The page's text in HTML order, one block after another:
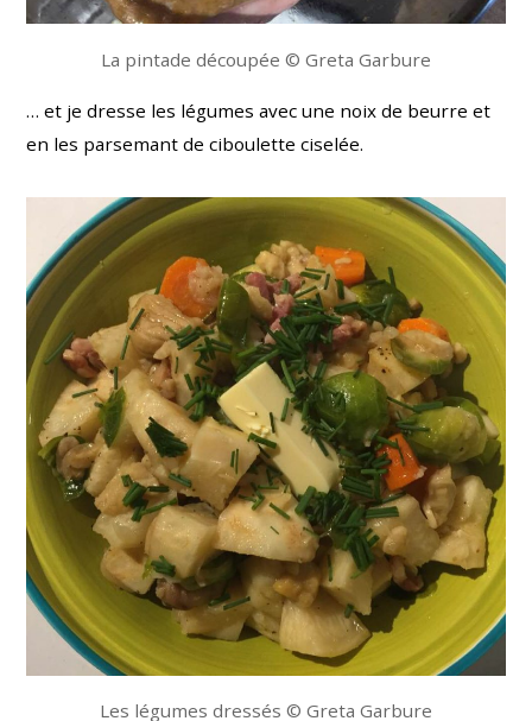
La pintade découpée © Greta Garbure
… et je dresse les légumes avec une noix de beurre et
en les parsemant de ciboulette ciselée.
Les légumes dressés © Greta Garbure